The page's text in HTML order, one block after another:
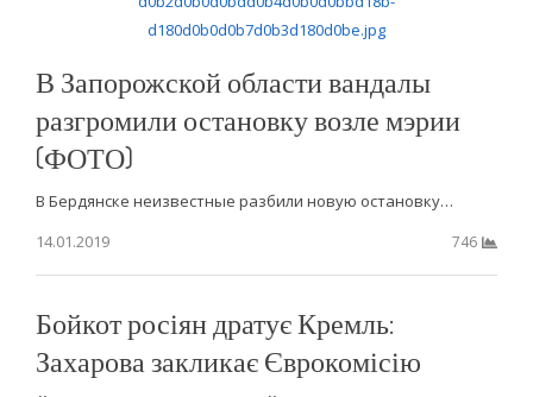
В Запорожской области вандалы
разгромили остановку возле мэрии
(ФОТО)
В Бердянске неизвестные разбили новую остановку…
14.01.2019
746
Бойкот росіян дратує Кремль:
Захарова закликає Єврокомісію